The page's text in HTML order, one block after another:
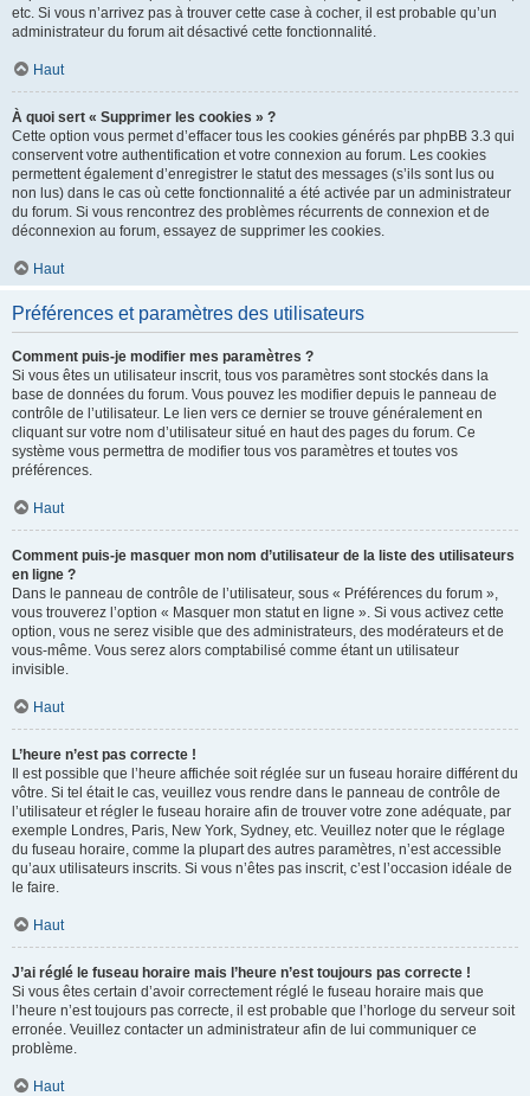
etc. Si vous n’arrivez pas à trouver cette case à cocher, il est probable qu’un
administrateur du forum ait désactivé cette fonctionnalité.
Haut
À quoi sert « Supprimer les cookies » ?
Cette option vous permet d’effacer tous les cookies générés par phpBB 3.3 qui
conservent votre authentification et votre connexion au forum. Les cookies
permettent également d’enregistrer le statut des messages (s’ils sont lus ou
non lus) dans le cas où cette fonctionnalité a été activée par un administrateur
du forum. Si vous rencontrez des problèmes récurrents de connexion et de
déconnexion au forum, essayez de supprimer les cookies.
Haut
Préférences et paramètres des utilisateurs
Comment puis-je modifier mes paramètres ?
Si vous êtes un utilisateur inscrit, tous vos paramètres sont stockés dans la
base de données du forum. Vous pouvez les modifier depuis le panneau de
contrôle de l’utilisateur. Le lien vers ce dernier se trouve généralement en
cliquant sur votre nom d’utilisateur situé en haut des pages du forum. Ce
système vous permettra de modifier tous vos paramètres et toutes vos
préférences.
Haut
Comment puis-je masquer mon nom d’utilisateur de la liste des utilisateurs
en ligne ?
Dans le panneau de contrôle de l’utilisateur, sous « Préférences du forum »,
vous trouverez l’option « Masquer mon statut en ligne ». Si vous activez cette
option, vous ne serez visible que des administrateurs, des modérateurs et de
vous-même. Vous serez alors comptabilisé comme étant un utilisateur
invisible.
Haut
L’heure n’est pas correcte !
Il est possible que l’heure affichée soit réglée sur un fuseau horaire différent du
vôtre. Si tel était le cas, veuillez vous rendre dans le panneau de contrôle de
l’utilisateur et régler le fuseau horaire afin de trouver votre zone adéquate, par
exemple Londres, Paris, New York, Sydney, etc. Veuillez noter que le réglage
du fuseau horaire, comme la plupart des autres paramètres, n’est accessible
qu’aux utilisateurs inscrits. Si vous n’êtes pas inscrit, c’est l’occasion idéale de
le faire.
Haut
J’ai réglé le fuseau horaire mais l’heure n’est toujours pas correcte !
Si vous êtes certain d’avoir correctement réglé le fuseau horaire mais que
l’heure n’est toujours pas correcte, il est probable que l’horloge du serveur soit
erronée. Veuillez contacter un administrateur afin de lui communiquer ce
problème.
Haut